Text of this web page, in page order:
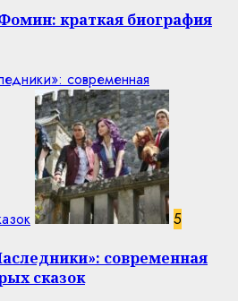
краткая биография
современная
5
современная
сказок